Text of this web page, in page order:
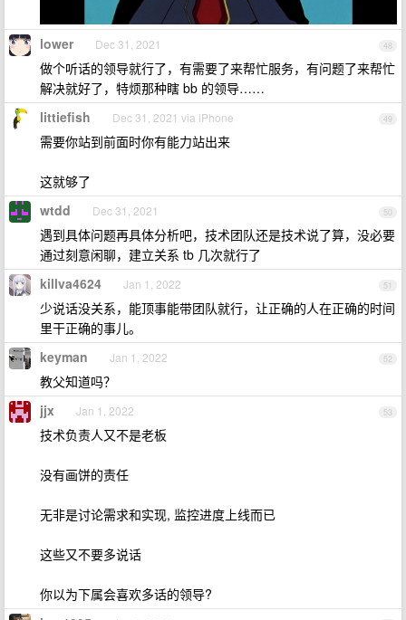
48
lower Dec 31, 2021
做个听话的领导就行了，有需要了来帮忙服务，有问题了来帮忙
解决就好了，特烦那种瞎 bb 的领导……
49
littiefish Dec 31, 2021 via iPhone
需要你站到前面时你有能力站出来
这就够了
50
wtdd Dec 31, 2021
遇到具体问题再具体分析吧，技术团队还是技术说了算，没必要
通过刻意闲聊，建立关系 tb 几次就行了
51
killva4624 Jan 1, 2022
少说话没关系，能顶事能带团队就行，让正确的人在正确的时间
里干正确的事儿。
52
keyman Jan 1, 2022
教父知道吗？
53
jjx Jan 1, 2022
技术负责人又不是老板
没有画饼的责任
无非是讨论需求和实现, 监控进度上线而已
这些又不要多说话
你以为下属会喜欢多话的领导?